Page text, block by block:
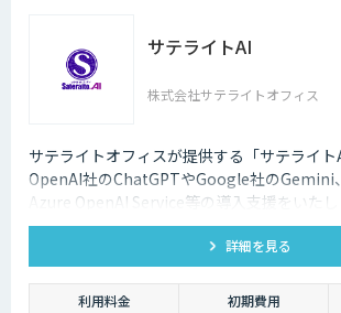
サテライトAI
株式会社サテライトオフィス
サテライトオフィスが提供する「サテライ
OpenAI社のChatGPTやGoogle社の
Azure OpenAI Service等の導入支援をいた
で生成AIを活用して企業の業務改善をサポ
人向けの生成AIの導入はサテライトオフィス
い。
詳細を見る
利用料金 初期費用